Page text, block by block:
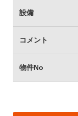
設備
コメント
物件No